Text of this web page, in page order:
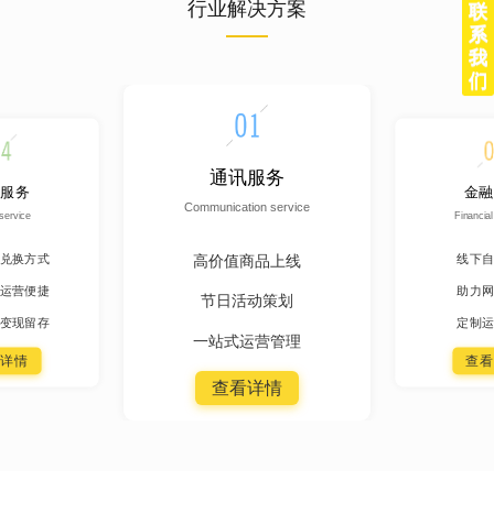
联
系
我
们
行业解决方案
务
换方式
营便捷
现留存
情
通讯服务
Communication service
高价值商品上线
节日活动策划
一站式运营管理
查看详情
金
线下
助力
定制
查